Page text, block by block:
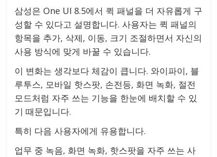
삼성은 One UI 8.5에서 퀵 패널을 더 자유롭게 구
성할 수 있다고 설명합니다. 사용자는 퀵 패널의
항목을 추가, 삭제, 이동, 크기 조절하면서 자신의
사용 방식에 맞게 바꿀 수 있습니다.
이 변화는 생각보다 체감이 큽니다. 와이파이, 블
루투스, 모바일 핫스팟, 손전등, 화면 녹화, 절전
모드처럼 자주 쓰는 기능을 한눈에 배치할 수 있
기 때문입니다.
특히 다음 사용자에게 유용합니다.
업무 중 녹음, 화면 녹화, 핫스팟을 자주 쓰는 사